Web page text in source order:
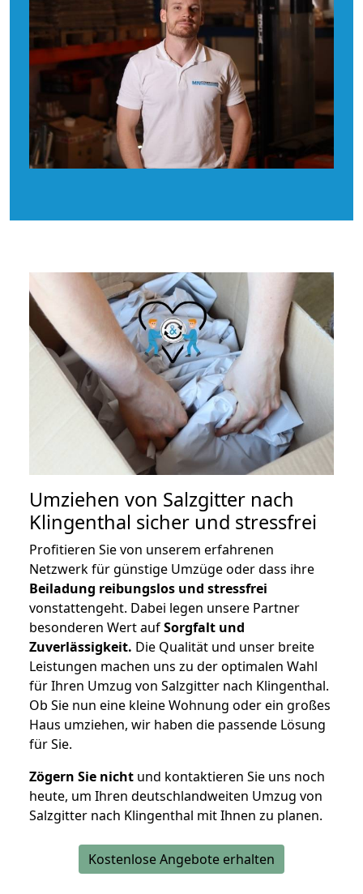
Umziehen von Salzgitter nach
Klingenthal sicher und stressfrei
Profitieren Sie von unserem erfahrenen
Netzwerk für günstige Umzüge oder dass ihre
Beiladung reibungslos und stressfrei
vonstattengeht. Dabei legen unsere Partner
besonderen Wert aufSorgfalt und
Zuverlässigkeit. Die Qualität und unser breite
Leistungen machen uns zu der optimalen Wahl
für Ihren Umzug von Salzgitter nach Klingenthal.
Ob Sie nun eine kleine Wohnung oder ein großes
Haus umziehen, wir haben die passende Lösung
für Sie.
Zögern Sie nicht und kontaktieren Sie uns noch
heute, um Ihren deutschlandweiten Umzug von
Salzgitter nach Klingenthal mit Ihnen zu planen.
Kostenlose Angebote erhalten